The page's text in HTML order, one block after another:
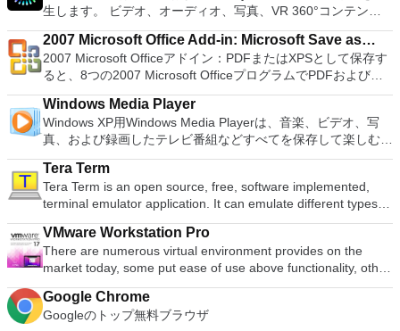
1080pまたは4K HDでゲームをプレイできます。 全体とし
ゲームを高い精度でエミュレートでき、Windowsとエミュレ
ーターを切り替えることができます。欠点は、高速ゲームに苦
労し、時々フリーズまたはクラッシュすることです。* PCSX2
を使用するには、コンソールから抽出できるPlaystation 2
BIOSが必要です。
Kubuntu、Linux Mint、NT Password Registry Editor、
OpenSUSE、Parted Magic、Slackware、Tails、Trinity
Rescue Kit、Ubuntu、Ultimate Boot CD、Windows XP（SP2
以降）、Windows Server 2003 R2、Windows Vista、
Windows 7、Windows 8。 *このリストは完全ではありませ
ア語、マレーシア語、セシュティナ、ダンスク、ドイツ語、英
語、スペイン語、フランス語、フルバツキー、イタリア語、ラ
トヴィエシュ、リエトゥビウ、マジャール、オランダ、ノルス
ク、ポルスキ、ポルトガル、ポルトガル、スロヴェンスキー、
スロベンツキー、スロヴェンスキーSrpski、Suomi、
Svenska、Türkçe。
adjustment tool and multiple tabbed feature. It also has a PDF
converter, spell check and word count feature. WPS Office
2016 Personal Edition supports switching language UI,File
Roaming and Docer online templates. Key features include:
Writer Efficient word processor. Presentation Multimedia
presentations creator. Spreadsheets Powerful tool for data
processing and analysis. 100% compatible with MS Office
document file types (.docx, .pptx, .xlsx, etc.). Thousands of
support (iOS and Android). WPS Cloud Storage included.
Although it is a free suite, WPS Office 2016 Free comes with
many innovative features, including a useful a paragraph
adjustment tool int he Writer program. It has an Office to PDF
converter, automatic spell checking and word count features.
It also has some neat tools such as the Watermark in
document, and converting PowerPoint to Word document
support. Overall, WPS Office 2016 Free is a good alternative
to Microsoft's offering. The Writer program is a versatile word
processor; the Presentation program is an easy to use and
ードを制御したりできます。 VNC Viewerは、インストールと
使用が簡単です。制御したいデバイスでインストーラーを実行
し、指示に従ってください。オプションで、Windowsでのリ
モート展開に使用可能なMSIがあります。デスクトッププラッ
トフォームにVNC Viewerをインストールする権限がない場合
は、スタンドアロンオプションを選択する必要があります。
主な機能は次のとおりです。 クラウドサービスを介してVNC
Connectを実行しているコンピューターに接続します。 Apple
Screen Sharing（ARD）などのサードパーティ製のVNC互換
ソフトウェアを実行しているコンピューターに直接接続しま
す。 各デバイスでVNC Viewerにサインインして、すべてのデ
バイス間の接続をバックアップおよび同期します。 仮想キー
の高度なキーが含まれています。 Bluetoothキーボードのサポ
ート。 VNC Connectサブスクリプションには、無料、有料、
試用の3つのバージョンがあります。 制御する必要のあるマシ
ンごとに、RealVNCのWebサイトにアクセスして、各コンピ
ューターにVNC Connectをダウンロードするだけです。次
に、RealVNCアカウントの資格情報を使用して、ローカルマ
生します。 ビデオ、オーディオ、写真、VR 360°コンテン
ツ、さらにはYouTubeやVimeoにとっても、PowerDVD18は重
要なエンターテイメントの仲間です。 Ultra HD HDR TVとサ
ラウンドサウンドシステムの可能性を解き放ち、360°ビデオ
の増え続けるコレクションへのアクセスで仮想世界に没頭する
か、PCまたはラップトップでの比類のない再生サポートと独
自の強化により、どこにいても簡単にリラックスできます。
新機能は次のとおりです。 4K DHR向けに最適化 Ultra HD
Blu-ray、4K、HEVC / H.265およびHDR10コンテンツをサポー
ト全画面モードで21：9モニターで2.35：1の映画を見る常時
オンのミニビューでYouTubeライブを見る YouTubeおよび
Vimeoで4K HDRおよび360ビデオを再生 VRエクスペリエンス
の向上：Microsoft Mixed Realityヘッドセット、HTC、VIVE、
およびOculus Riftをサポート Fire TVとキャストのサポート
注：これは商用トライアルです。
2007 Microsoft Office Add-in: Microsoft Save as
PDF or XPS
2007 Microsoft Officeアドイン：PDFまたはXPSとして保存す
ると、8つの2007 Microsoft OfficeプログラムでPDFおよび
XPS形式にエクスポートして保存できます。このツールを使用
すると、これらのプログラムのサブセットでPDF形式および
XPS形式の電子メール添付ファイルとして送信することもでき
ます（特定の機能はプログラムによって異なります）。 この
ダウンロードは、次のOfficeプログラムで動作します。
Microsoft Office Access 2007。 Microsoft Office Excel 2007。
Microsoft Office InfoPath 2007。 Microsoft Office OneNote
2007。 Microsoft Office PowerPoint 2007。 Microsoft Office
Publisher 2007。 Microsoft Office Visio 2007。 Microsoft
Office Word 2007。 2007 Microsoft Officeプログラムのこの
Microsoft Save as PDFまたはXPSアドインは、2007 Microsoft
Office systemソフトウェアの補足条項であり、2007 Microsoft
Office systemソフトウェアのライセンス条項の対象となりま
す。 システム要件：サポートされているオペレーティングシ
Windows Media Player
Windows XP用Windows Media Playerは、音楽、ビデオ、写
真、および録画したテレビ番組などすべてを保存して楽しむ最
適な機能を搭載しています。 再生、表示、外出先で楽しむた
めのポータブル デバイスとの同期、さらには家中のデバイス
との共有も、すべて1か所で行えます。 シンプルなデザイン -
まったく新しい外観でデジタル エンターテイメントを楽しめ
ます。 大好きな音楽をより多く - デジタル音楽体験がさらに
楽しくなります。 エンターテイメントをすべて1つの場所に -
音楽、ビデオ、写真、録画したテレビ番組をすべて保存して楽
しめます。 どこでも楽しめる - どこにいても音楽、ビデオ、
写真にアクセスできます。
Tera Term
Tera Term is an open source, free, software implemented,
terminal emulator application. It can emulate different types of
computer terminals, from DEC VT100 to DEC VT382, and it
supports telnet, SSH 1 & 2 and serial port connections. It also
has a built-in macro scripting language and some other useful
plugins. Key features include: Automatically creates logs with
unique log names. Supports SSH, standard telnet and serial
ports. Supports dec/digital/vt terminal standards. Tera Term is
a useful application, which allows the connection to any
VMware Workstation Pro
There are numerous virtual environment provides on the
market today, some put ease of use above functionality, other
place integration above stability. VMware Workstation Pro is
the easiest to use, the fastest and the most reliable app when
it comes to evaluating a new OS, or new software apps and
Google Chrome
Googleのトップ無料ブラウザ